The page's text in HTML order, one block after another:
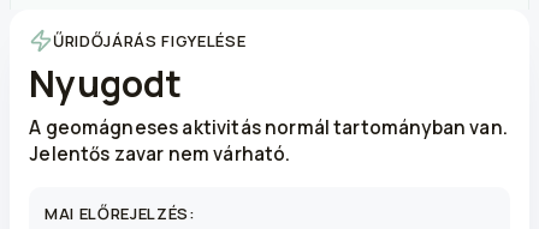
ŰRIDŐJÁRÁS FIGYELÉSE
Nyugodt
A geomágneses aktivitás normál tartományban van.
Jelentős zavar nem várható.
MAI ELŐREJELZÉS: